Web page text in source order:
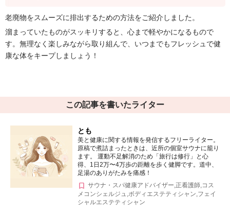
老廃物をスムーズに排出するための方法をご紹介しました。
溜まっていたものがスッキリすると、心まで軽やかになるもので
す。無理なく楽しみながら取り組んで、いつまでもフレッシュで健
康な体をキープしましょう！
この記事を書いたライター
とも
美と健康に関する情報を発信するフリーライター。
原稿で煮詰まったときは、近所の個室サウナに籠り
ます。 運動不足解消のため「旅行は修行」と心
得、1日2万〜4万歩の距離を歩く健脚です。道中、
足湯のありがたみを痛感！
サウナ・スパ健康アドバイザー,正看護師,コス
メコンシェルジュ,ボディエステティシャン,フェイ
シャルエステティシャン